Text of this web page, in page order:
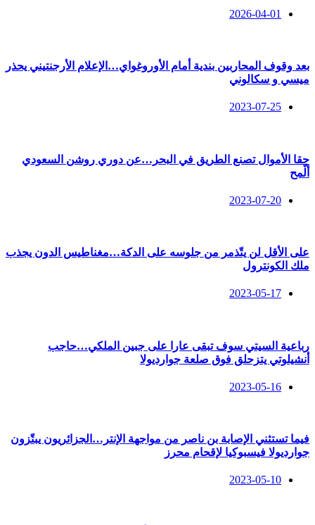
2026-04-01
بعد وقوف المحاربين بندية أمام الأوروغواي…الإعلام الأرجنتيني يحذر
ميسي و سكالوني
2023-07-25
حقا الأموال تصنع الطريق في البحر…عن دوري روشن السعودي
ألّمح
2023-07-20
على الأقل لن يتّذمر من جلوسه على الدكة…مغناطيس الدون يجذب
ملك الكونترول
2023-05-17
رباعية السيتي سوف تبقى عارا على جبين الملكي…حاجب
أنشيلوتي يتزحلق فوق صلعة جوارديولا
2023-05-16
فيما تستثني الإصابة بن ناصر من مواجهة الإنتر…الجزائريون يبتّزون
جوارديولا فيسبوكيا لإقحام محرز
2023-05-10